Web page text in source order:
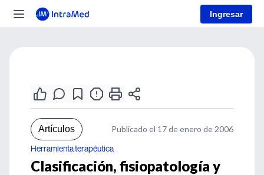
Ingresar
Artículos Publicado el 17 de enero de 2006
Herramienta terapéutica
Clasificación, fisiopatología y